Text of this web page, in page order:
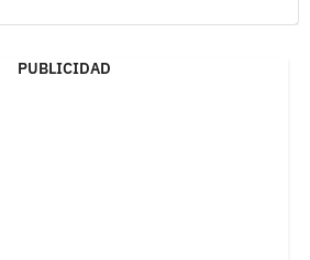
PUBLICIDAD